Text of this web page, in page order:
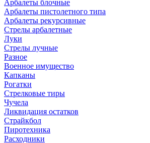
Арбалеты блочные
Арбалеты пистолетного типа
Арбалеты рекурсивные
Стрелы арбалетные
Луки
Стрелы лучные
Разное
Военное имущество
Капканы
Рогатки
Стрелковые тиры
Чучела
Ликвидация остатков
Страйкбол
Пиротехника
Расходники